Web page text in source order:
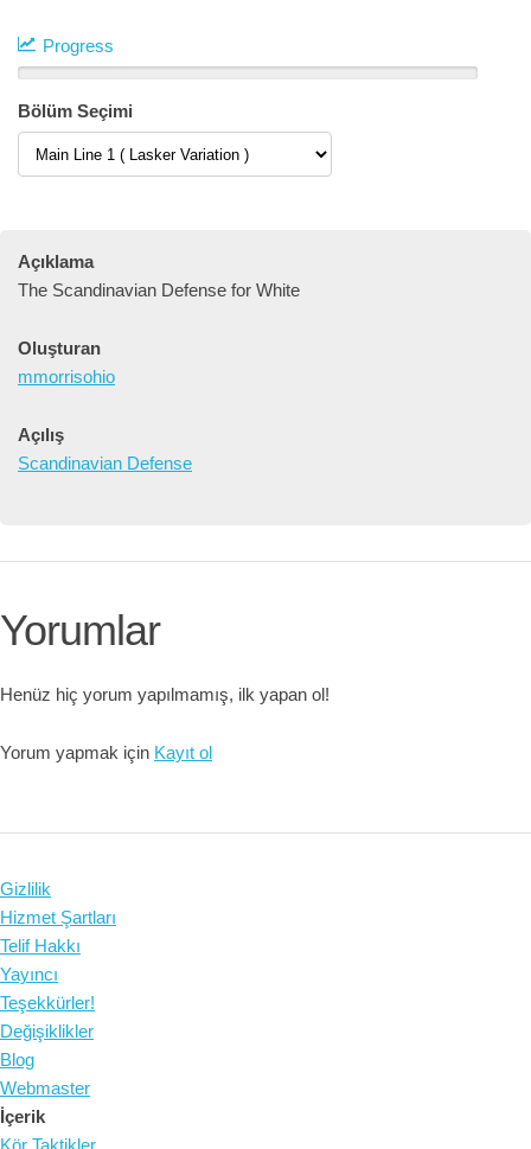
Progress
Bölüm Seçimi
Açıklama
The Scandinavian Defense for White
Oluşturan
mmorrisohio
Açılış
Scandinavian Defense
Yorumlar
Henüz hiç yorum yapılmamış, ilk yapan ol!
Yorum yapmak için Kayıt ol
Gizlilik
Hizmet Şartları
Telif Hakkı
Yayıncı
Teşekkürler!
Değişiklikler
Blog
Webmaster
İçerik
Kör Taktikler